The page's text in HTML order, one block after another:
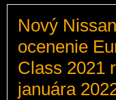
Nový
ocenenie
Class 2021
januára